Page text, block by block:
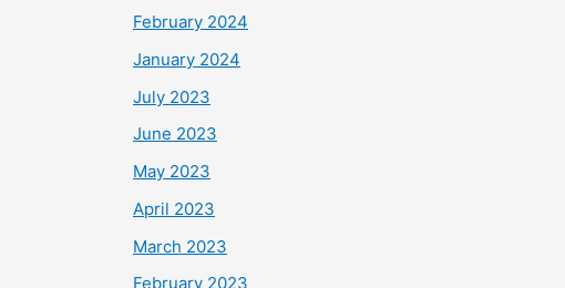
February 2024
January 2024
July 2023
June 2023
May 2023
April 2023
March 2023
February 2023